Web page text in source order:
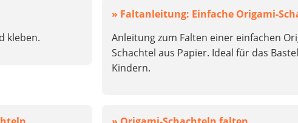
kleben.
» Faltanleitung: Einfache Origami-
Anleitung zum Falten einer einfachen
Schachtel aus Papier. Ideal für das
Kindern.